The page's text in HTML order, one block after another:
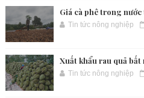
Giá cà phê trong nước
Tin tức nông nghiệp
Xuất khẩu rau quả
Tin tức nông nghiệp